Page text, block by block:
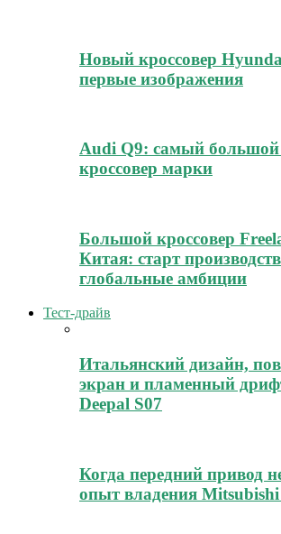
Новый кроссовер
первые изображения
Audi Q9: самый
кроссовер марки
Большой кроссовер
Китая: старт
глобальные амбиции
Тест-драйв
Итальянский дизайн,
экран и пламенный
Deepal S07
Когда передний привод
опыт владения